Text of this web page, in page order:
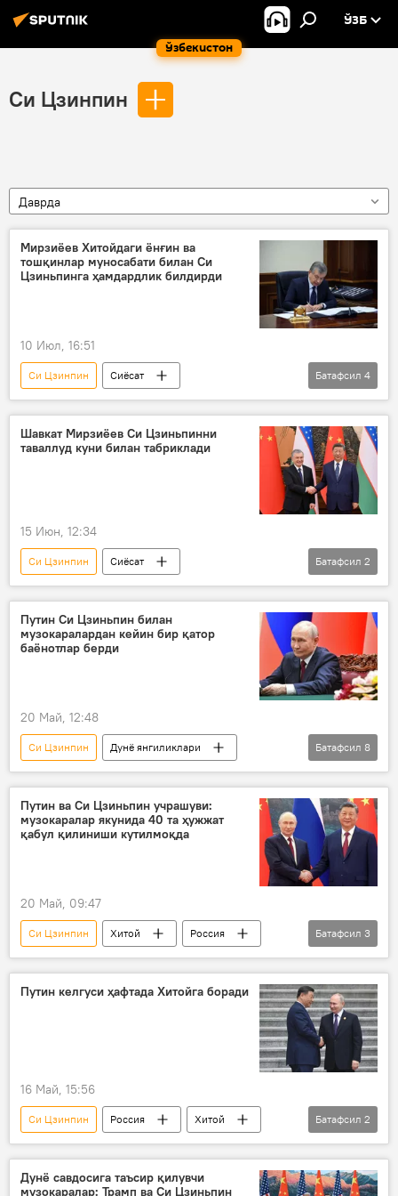
Ўзбекистон
ЎЗБ
Си Цзинпин
Даврда
Мирзиёев Хитойдаги ёнғин ва
тошқинлар муносабати билан Си
Цзиньпинга ҳамдардлик билдирди
10 Июл, 16:51
Си Цзинпин
Сиёсат
Шавкат Мирзиёев
Хитой
ёнғин
ҳамдардлик
Батафсил 4
Шавкат Мирзиёев Си Цзиньпинни
таваллуд куни билан табриклади
15 Июн, 12:34
Си Цзинпин
Сиёсат
Шавкат Мирзиёев
табрик
Батафсил 2
Путин Си Цзиньпин билан
музокаралардан кейин бир қатор
баёнотлар берди
20 Май, 12:48
Си Цзинпин
Дунё янгиликлари
Сиёсат
Иқтисод
савдо
Владимир Путин
Дунёда
Батафсил 8
Путин ва Си Цзиньпин учрашуви:
музокаралар якунида 40 та ҳужжат
қабул қилиниши кутилмоқда
20 Май, 09:47
Си Цзинпин Хитой
Россия
Дунё янгиликлари
Дунёда
Батафсил 3
Путин келгуси ҳафтада Хитойга боради
16 Май, 15:56
Си Цзинпин Россия
Хитой
Владимир Путин
ташриф
Батафсил 2
Дунё савдосига таъсир қилувчи
музокаралар: Трамп ва Си Цзиньпин